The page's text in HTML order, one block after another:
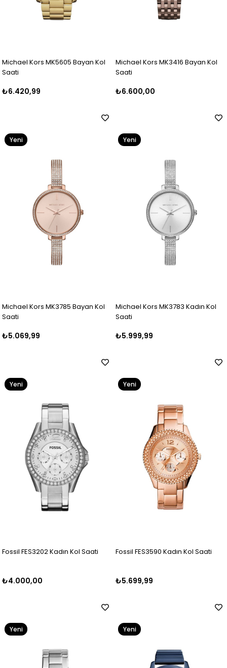
Michael Kors MK5605 Bayan Kol
Saati
₺6.420,99
Michael Kors MK3416 Bayan Kol
Saati
₺6.600,00
Michael Kors MK3785 Bayan Kol
Saati
₺5.069,99
Yeni
Michael Kors MK3783 Kadın Kol
Saati
₺5.999,99
Yeni
Fossil FES3202 Kadın Kol Saati
₺4.000,00
Yeni
Fossil FES3590 Kadın Kol Saati
₺5.699,99
Yeni
Yeni
Yeni